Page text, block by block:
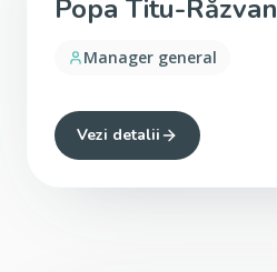
Popa Titu-Răzvan
Manager general
Vezi detalii